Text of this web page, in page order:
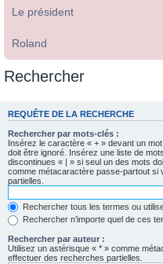
Le président
Roland
Rechercher
REQUÊTE DE LA RECHERCHE
Rechercher par mots-clés :
Insérez le caractère « + » devant un
doit être ignoré. Insérez une liste de
discontinues « | » si seul un des mots
comme métacaractère passe-partout
partielles.
Rechercher tous les termes ou
Rechercher n’importe quel de ces
Rechercher par auteur :
Utilisez un astérisque « * » comme
effectuer des recherches partielles.